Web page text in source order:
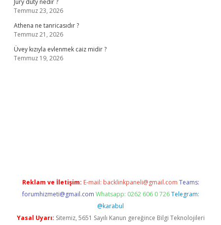
Jury duty nedir ?
Temmuz 23, 2026
Athena ne tanricasıdır ?
Temmuz 21, 2026
Üvey kızıyla evlenmek caiz midir ?
Temmuz 19, 2026
Reklam ve İletişim: E-mail: backlinkpaneli@gmail.com Teams:
forumhizmeti@gmail.com Whatsapp: 0262 606 0 726 Telegram:
@karabul
Yasal Uyarı: Sitemiz, 5651 Sayılı Kanun gereğince Bilgi Teknolojileri